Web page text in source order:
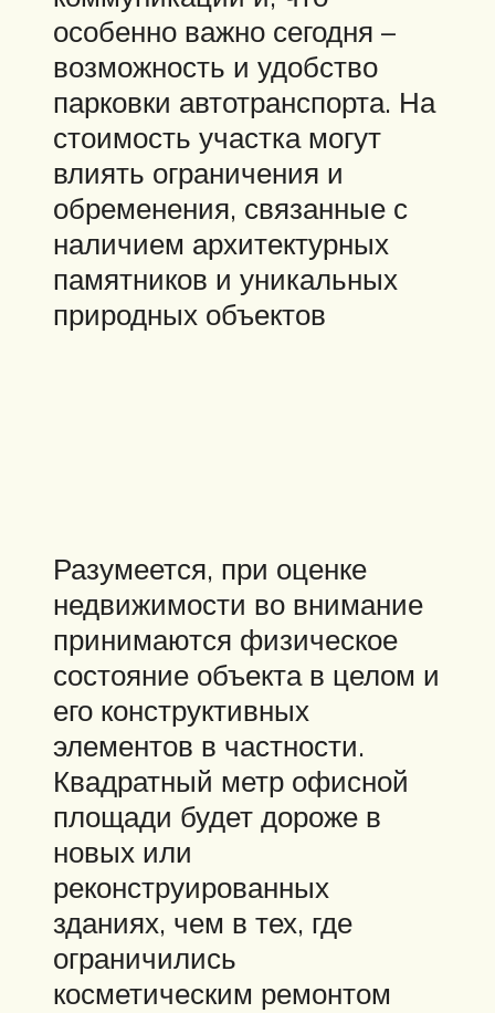
особенно важно сегодня –
возможность и удобство
парковки автотранспорта. На
стоимость участка могут
влиять ограничения и
обременения, связанные с
наличием архитектурных
памятников и уникальных
природных объектов
Разумеется, при оценке
недвижимости во внимание
принимаются физическое
состояние объекта в целом и
его конструктивных
элементов в частности.
Квадратный метр офисной
площади будет дороже в
новых или
реконструированных
зданиях, чем в тех, где
ограничились
косметическим ремонтом